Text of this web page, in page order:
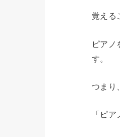
覚える
ピアノ
す。
つまり、
「ピ